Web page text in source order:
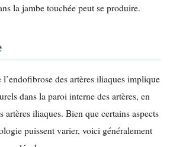
la jambe touchée peut se produire.
des artères iliaques implique
dans la paroi interne des artères, en
artères iliaques. Bien que certains aspects
puissent varier, voici généralement